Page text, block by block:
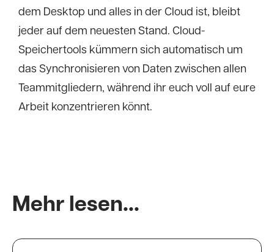
dem Desktop und alles in der Cloud ist, bleibt
jeder auf dem neuesten Stand. Cloud-
Speichertools kümmern sich automatisch um
das Synchronisieren von Daten zwischen allen
Teammitgliedern, während ihr euch voll auf eure
Arbeit konzentrieren könnt.
Mehr lesen...